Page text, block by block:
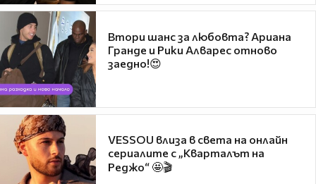
Втори шанс за любовта? Ариана
Гранде и Рики Алварес отново
заедно!😍
VESSOU влиза в света на онлайн
сериалите с „Кварталът на
Реджо“ 🤩🎬